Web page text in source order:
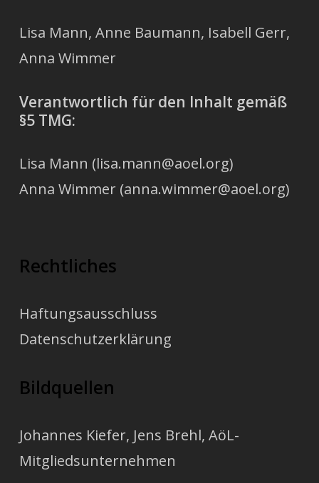
Lisa Mann, Anne Baumann, Isabell Gerr,
Anna Wimmer
Verantwortlich für den Inhalt gemäß
§5 TMG:
Lisa Mann (lisa.mann@aoel.org)
Anna Wimmer (anna.wimmer@aoel.org)
Rechtliches
Haftungsausschluss
Datenschutzerklärung
Bildquellen
Johannes Kiefer, Jens Brehl, AöL-
Mitgliedsunternehmen